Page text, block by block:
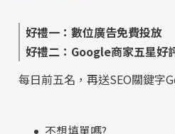
好禮一：數位廣告免費投放
好禮二：Google商家五星好
每日前五名，再送SEO關鍵字